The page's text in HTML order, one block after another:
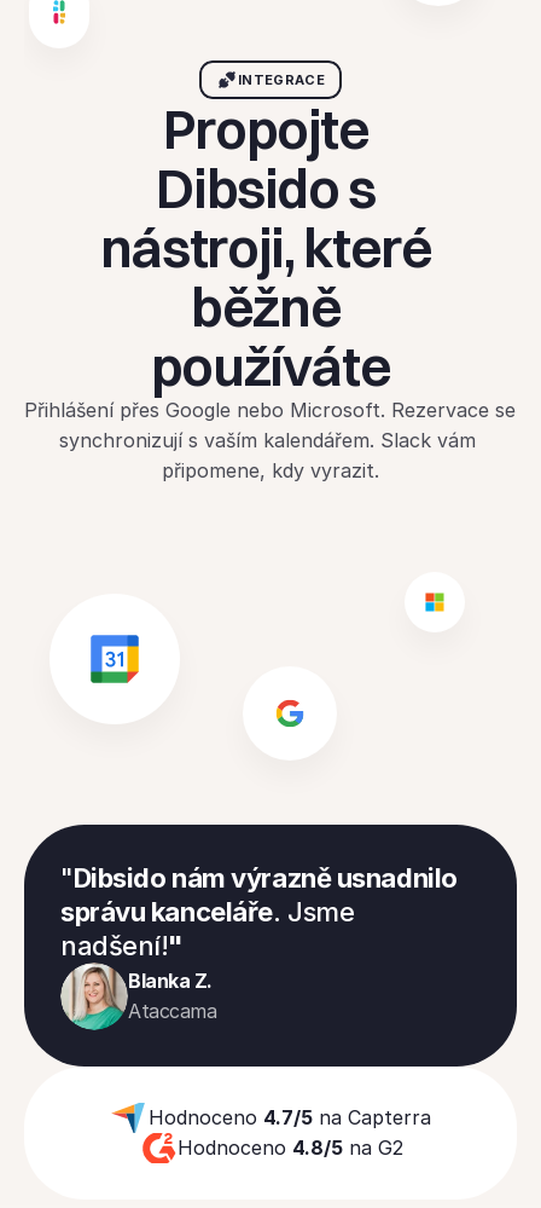
INTEGRACE
Propojte
Dibsido s
nástroji, které
běžně
používáte
Přihlášení přes Google nebo Microsoft. Rezervace se
synchronizují s vaším kalendářem. Slack vám
připomene, kdy vyrazit.
"Dibsido nám výrazně usnadnilo
správu kanceláře. Jsme
nadšení!"
Blanka Z.
Ataccama
Hodnoceno 4.7/5 na Capterra
Hodnoceno 4.8/5 na G2